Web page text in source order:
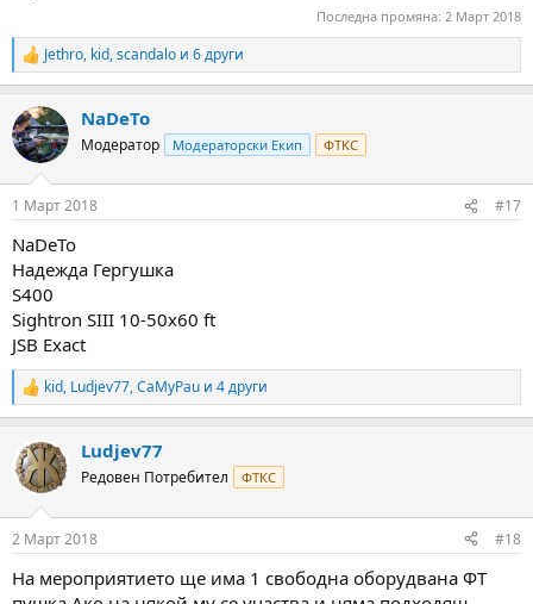
Последна промяна: 2 Март 2018
R
e
c
t
i
s
Jethro, kid,scandalo и 6 други
NaDeTo
Модератор Модераторски Екип ФТКС
1 Март 2018 #17
NaDeTo
Надежда Гергушка
S400
Sightron SIII 10-50x60 ft
JSB Exact
R
e
c
t
i
s
kid, Ludjev77,CaMyPau и 4 други
Ludjev77
Редовен Потребител ФТКС
2 Март 2018 #18
На мероприятието ще има 1 свободна оборудвана ФТ